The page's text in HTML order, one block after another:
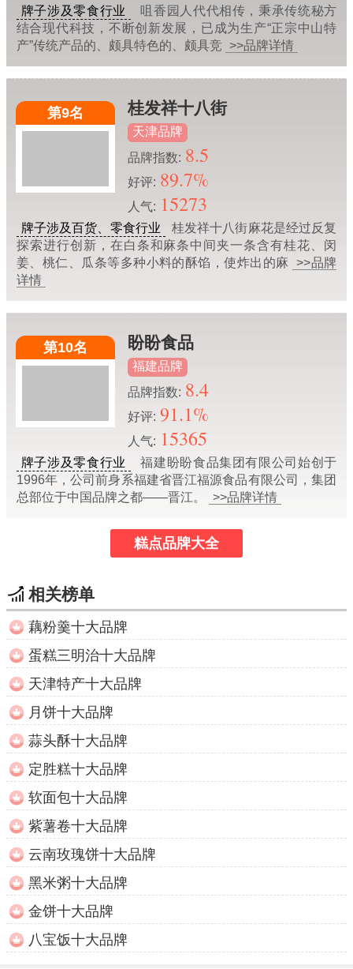
牌子涉及零食行业
咀香园人代代相传，秉承传统秘方
结合现代科技，不断创新发展，已成为生产“正宗中山特
产”传统产品的、颇具特色的、颇具竞 >>品牌详情
第9名 桂发祥十八街
天津品牌
品牌指数: 8.5
好评: 89.7%
人气: 15273
牌子涉及百货、零食行业
桂发祥十八街麻花是经过反复
探索进行创新，在白条和麻条中间夹一条含有桂花、闵
姜、桃仁、瓜条等多种小料的酥馅，使炸出的麻
>>品牌
详情
第10名 盼盼食品
福建品牌
品牌指数: 8.4
好评: 91.1%
人气: 15365
牌子涉及零食行业
福建盼盼食品集团有限公司始创于
1996年，公司前身系福建省晋江福源食品有限公司，集团
总部位于中国品牌之都――晋江。
>>品牌详情
糕点品牌大全
相关榜单
藕粉羹十大品牌
蛋糕三明治十大品牌
天津特产十大品牌
月饼十大品牌
蒜头酥十大品牌
定胜糕十大品牌
软面包十大品牌
紫薯卷十大品牌
云南玫瑰饼十大品牌
黑米粥十大品牌
金饼十大品牌
八宝饭十大品牌